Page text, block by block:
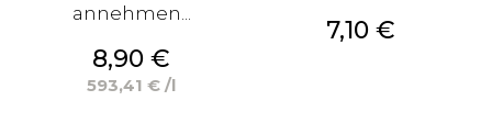
annehmen...
Preis
8,90 €
593,41 € /l
Preis
7,10 €